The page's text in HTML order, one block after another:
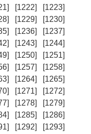
[1222]
[1223]
[1229]
[1230]
[1236]
[1237]
[1243]
[1244]
[1250]
[1251]
[1257]
[1258]
[1264]
[1265]
[1271]
[1272]
[1278]
[1279]
[1285]
[1286]
[1292]
[1293]